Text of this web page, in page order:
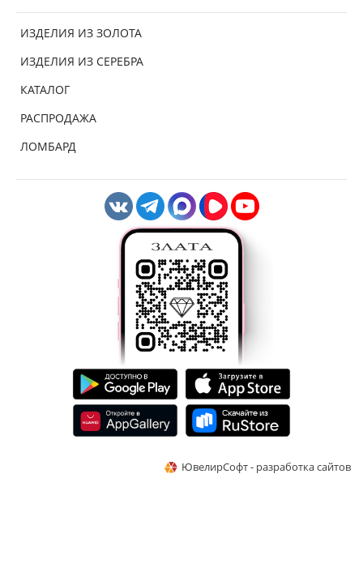
ИЗДЕЛИЯ ИЗ ЗОЛОТА
ИЗДЕЛИЯ ИЗ СЕРЕБРА
КАТАЛОГ
РАСПРОДАЖА
ЛОМБАРД
ЮвелирСофт - разработка сайтов